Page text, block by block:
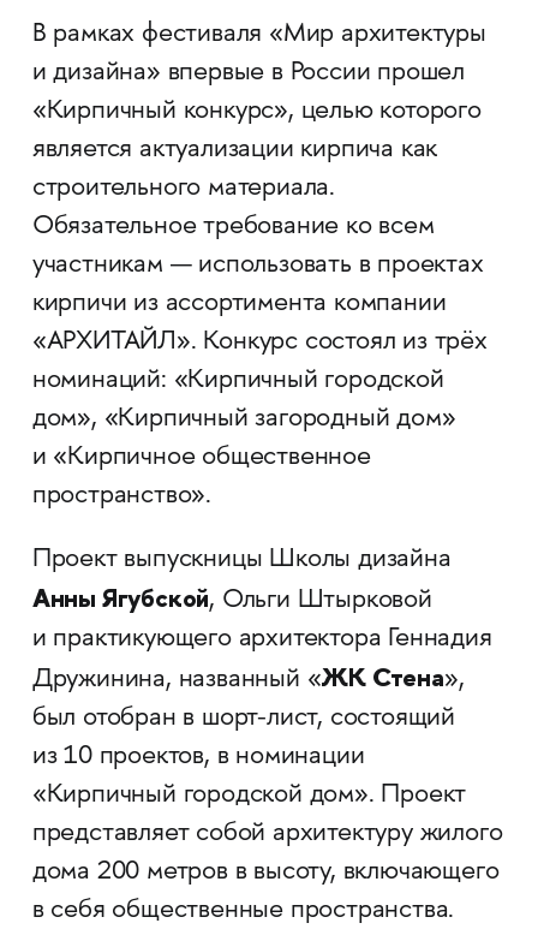
В рамках фестиваля «Мир архитектуры
и дизайна» впервые в России прошел
«Кирпичный конкурс», целью которого
является актуализации кирпича как
строительного материала.
Обязательное требование ко всем
участникам — использовать в проектах
кирпичи из ассортимента компании
«АРХИТАЙЛ». Конкурс состоял из трёх
номинаций: «Кирпичный городской
дом», «Кирпичный загородный дом»
и «Кирпичное общественное
пространство».
Проект выпускницы Школы дизайна
Анны Ягубской, Ольги Штырковой
и практикующего архитектора Геннадия
Дружинина, названный «ЖК Стена»,
был отобран в шорт-лист, состоящий
из 10 проектов, в номинации
«Кирпичный городской дом». Проект
представляет собой архитектуру жилого
дома 200 метров в высоту, включающего
в себя общественные пространства.